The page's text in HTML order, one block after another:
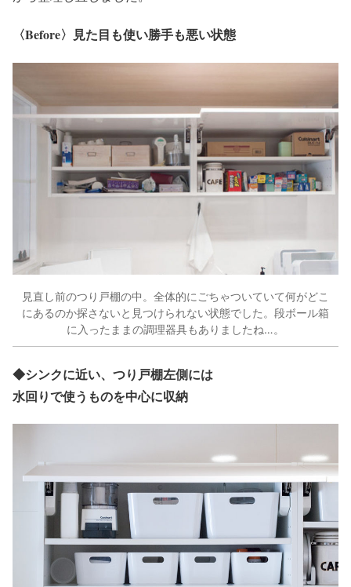
〈Before〉見た目も使い勝手も悪い状態
見直し前のつり戸棚の中。全体的にごちゃついていて何がどこ
にあるのか探さないと見つけられない状態でした。段ボール箱
に入ったままの調理器具もありましたね…。
◆シンクに近い、つり戸棚左側には
水回りで使うものを中心に収納